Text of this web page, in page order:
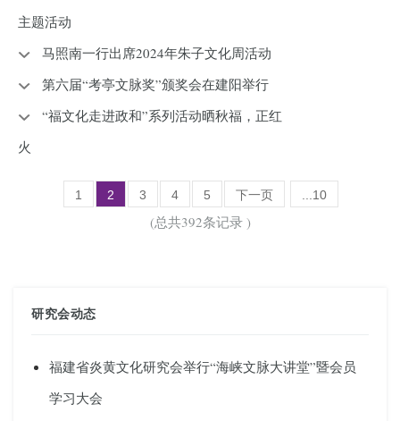
主题活动
马照南一行出席2024年朱子文化周活动
第六届“考亭文脉奖”颁奖会在建阳举行
“福文化走进政和”系列活动晒秋福，正红
火
1 2 3 4 5 下一页 ...10
(总共392条记录 )
研究会动态
福建省炎黄文化研究会举行“海峡文脉大讲堂”暨会员
学习大会